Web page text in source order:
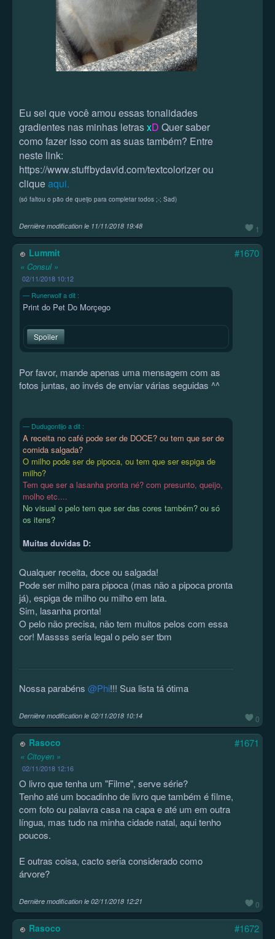
1
Eu sei que você amou essas tonalidades
gradientes nas minhas letrasxD Quer saber
como fazer isso com as suas também? Entre
neste link:
https://www.stuffbydavid.com/textcolorizer ou
cliqueaqui.
(só faltou o pão de queijo para completar todos ;-; Sad)
Dernière modification le 11/11/2018 19:48
Lummit
« Consul »
02/11/2018 10:12
#1670
0
Runerwolf a dit :
Print do Pet Do Morçego
Spoiler
Por favor, mande apenas uma mensagem com as
fotos juntas, ao invés de enviar várias seguidas ^^
Dudugontijo a dit :
A receita no café pode ser de DOCE? ou tem que ser de
comida salgada?
O milho pode ser de pipoca, ou tem que ser espiga de
milho?
Tem que ser a lasanha pronta né? com presunto, queijo,
molho etc....
No visual o pelo tem que ser das cores também? ou só
os itens?
Muitas duvidas D:
Qualquer receita, doce ou salgada!
Pode ser milho para pipoca (mas não a pipoca pronta
já), espiga de milho ou milho em lata.
Sim, lasanha pronta!
O pelo não precisa, não tem muitos pelos com essa
cor! Massss seria legal o pelo ser tbm
Nossa parabéns @Phi!!! Sua lista tá ótima
Dernière modification le 02/11/2018 10:14
Rasoco
« Citoyen »
02/11/2018 12:16
#1671
0
O livro que tenha um "Filme", serve série?
Tenho até um bocadinho de livro que também é filme,
com foto ou palavra casa na capa e até um em outra
língua, mas tudo na minha cidade natal, aqui tenho
poucos.
E outras coisa, cacto seria considerado como
árvore?
Dernière modification le 02/11/2018 12:21
Rasoco #1672